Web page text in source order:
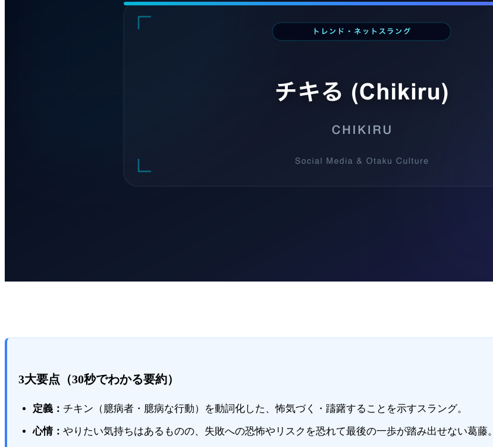
3大要点（30秒でわかる要約）
定義： チキン（臆病者・臆病な行動）を動詞化した、怖気づく・躊躇することを示すスラング。
心情：やりたい気持ちはあるものの、失敗への恐怖やリスクを恐れて最後の一歩が踏み出せない葛藤。